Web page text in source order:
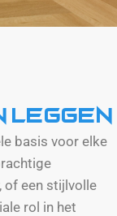
leggen
basis voor elke
, of een stijlvolle
rol in het